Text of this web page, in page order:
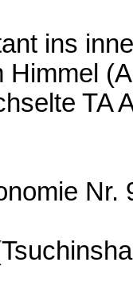
ins
Himmel
TA
Nr.